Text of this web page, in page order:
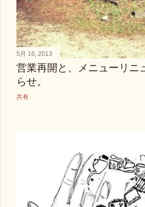
5月 16, 2013
営業再開と、メニューリニ
らせ。
共有